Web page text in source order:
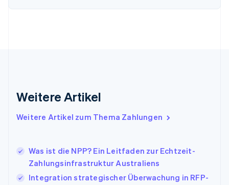
Weitere Artikel
Weitere Artikel zum Thema Zahlungen
Was ist die NPP? Ein Leitfaden zur Echtzeit-
Zahlungsinfrastruktur Australiens
Integration strategischer Überwachung in RFP-
EnglishSvenska
English
English
Japan
日本語 English
Kanada
EnglishFrançais